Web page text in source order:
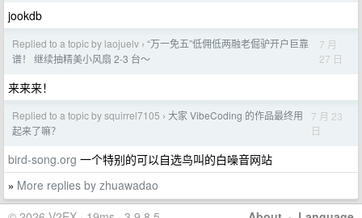
jookdb
Replied to a topic by laojuelv › “万一免五”低佣低两融老倔驴开户巨靠
谱！ 继续抽精美小风扇 2-3 台～
7 月
27 日
来来来！
Replied to a topic by squirrel7105 › 大家 VibeCoding 的作品最终用
起来了嘛？
7 月 23
日
bird-song.org 一个特别的可以自选鸟叫的白噪音网站
» More replies by zhuawadao